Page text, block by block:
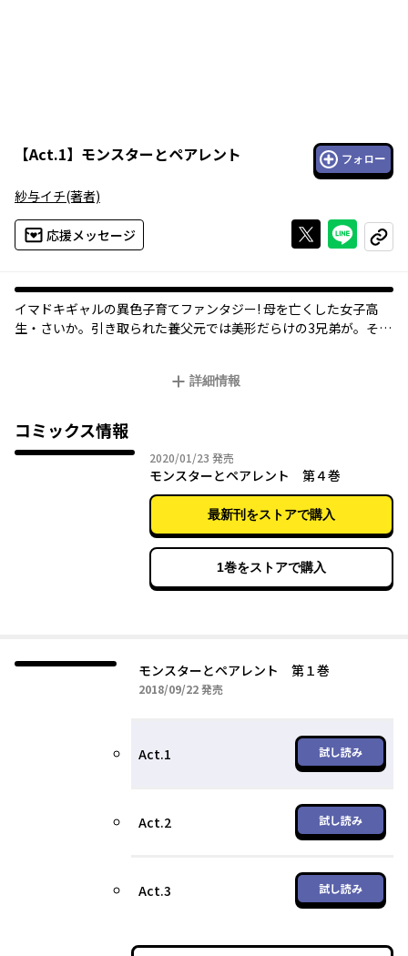
【Act.1】 モンスターとペアレント フォロー
紗与イチ(著者)
応援メッセージ Xで投稿する
ライン
コピー
イマドキギャルの異色子育てファンタジー! 母を亡くした女子高
生・さいか。引き取られた養父元では美形だらけの3兄弟が。そこ
詳細情報
コミックス情報
2020/01/23 2020年01月23日
発売
モンスターとペアレント 第４巻
最新刊をストアで購入
1巻をストアで購入
モンスターとペアレント 第１巻
2018/09/222018年09月22日
発売
Act.1 試し読み
Act.2 試し読み
Act.3 試し読み